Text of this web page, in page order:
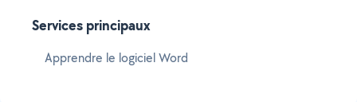
Services principaux
Apprendre le logiciel Word